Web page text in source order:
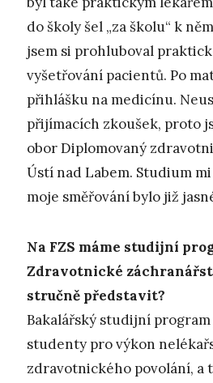
do školy šel „za školu“ k
jsem si prohluboval
vyšetřování pacientů. Po
přihlášku na medicínu.
přijímacích zkoušek, proto
obor Diplomovaný
Ústí nad Labem. Studium
moje směřování bylo již
Na FZS máme studijní
Zdravotnické
stručně představit?
Bakalářský studijní
studenty pro výkon
zdravotnického povolání, a